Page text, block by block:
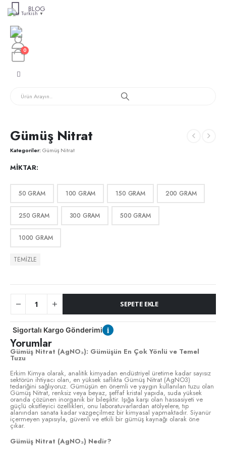
BLOG
0
Gümüş Nitrat
Kategoriler: Gümüş Nitrat
MIKTAR
50 GRAM 100 GRAM 150 GRAM 200 GRAM
250 GRAM 300 GRAM 500 GRAM
1000 GRAM
TEMIZLE
SEPETE EKLE
Sigortalı Kargo Gönderimi i
Yorumlar
Gümüş Nitrat (AgNO₃): Gümüşün En Çok Yönlü ve Temel
Tuzu
Erkim Kimya olarak, analitik kimyadan endüstriyel üretime kadar sayısız
sektörün ihtiyacı olan, en yüksek saflıkta Gümüş Nitrat (AgNO3)
tedariğini sağlıyoruz. Gümüşün en önemli ve yaygın kullanılan tuzu olan
Gümüş Nitrat, renksiz veya beyaz, şeffaf kristal yapıda, suda yüksek
oranda çözünen inorganik bir bileşiktir. Işığa karşı olan hassasiyeti ve
güçlü oksitleyici özellikleri, onu laboratuvarlardan atölyelere, tıp
alanından sanata kadar vazgeçilmez bir kimyasal yapmaktadır. Siyanür
içermeyen yapısıyla, güvenli ve etkili bir gümüş kaynağı olarak öne
çıkar.
Gümüş Nitrat (AgNO₃) Nedir?
Turkish ▼